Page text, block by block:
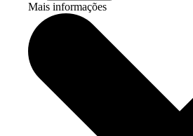
Mais informações